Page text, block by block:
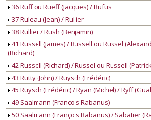
36 Ruff ou Rueff (Jacques) / Rufus
37 Ruleau (Jean) / Rullier
38 Rullier / Rush (Benjamin)
41 Russell (James) / Russell ou Russel
(Richard)
42 Russell (Richard) / Russel ou Russell
43 Rutty (John) / Ruysch (Frédéric)
45 Ruysch (Frédéric) / Ryan (Michel) / Ryff
49 Saalmann (François Rabanus)
50 Saalmann (François Rabanus) / Sabatier